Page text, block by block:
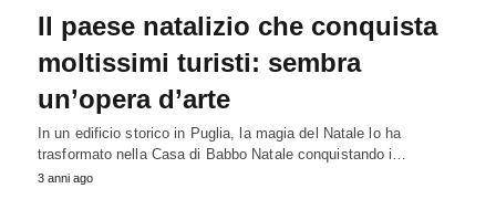
Il paese natalizio che conquista
moltissimi turisti: sembra
un’opera d’arte
In un edificio storico in Puglia, la magia del Natale lo ha
trasformato nella Casa di Babbo Natale conquistando i…
3 anni ago